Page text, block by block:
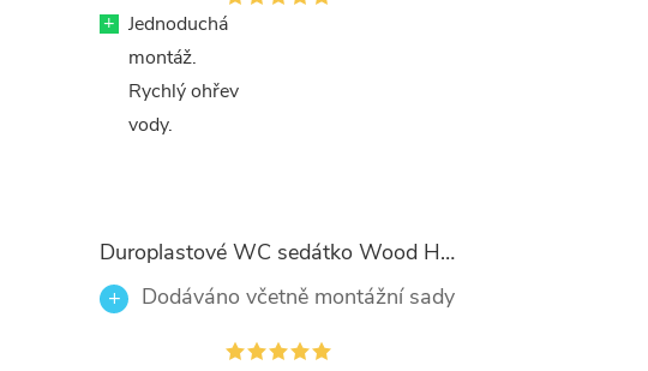
+ Jednoduchá
montáž.
Rychlý ohřev
vody.
Duroplastové WC sedátko Wood Heart 82377 se zpomalovacím mechanismem SOFT-CLOSE
Dodáváno včetně montážní sady